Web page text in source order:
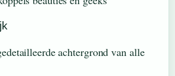
achtergrond van alle